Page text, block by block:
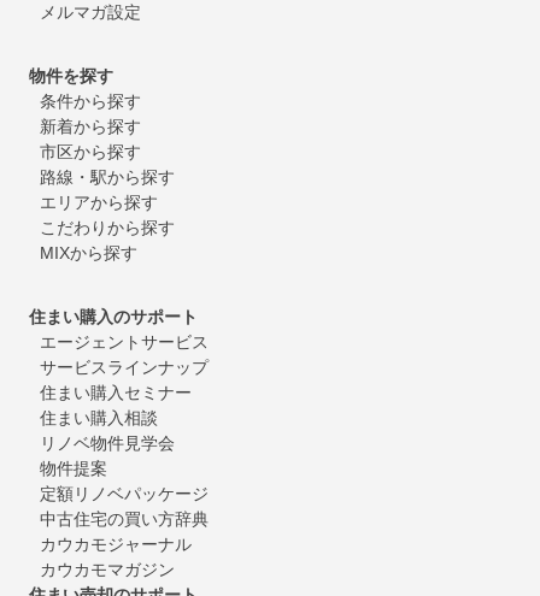
メルマガ設定
物件を探す
条件から探す
新着から探す
市区から探す
路線・駅から探す
エリアから探す
こだわりから探す
MIXから探す
住まい購入のサポート
エージェントサービス
サービスラインナップ
住まい購入セミナー
住まい購入相談
リノベ物件見学会
物件提案
定額リノベパッケージ
中古住宅の買い方辞典
カウカモジャーナル
カウカモマガジン